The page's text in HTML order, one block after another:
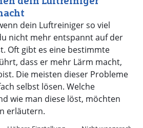
dein Luftreiniger so viel
nicht mehr entspannt auf der
Oft gibt es eine bestimmte
dass er mehr Lärm macht,
Die meisten dieser Probleme
selbst lösen. Welche
wie man diese löst, möchten
erläutern.